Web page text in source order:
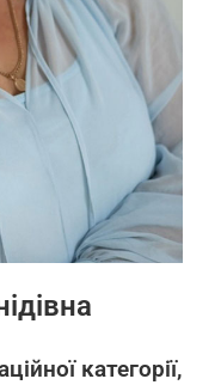
категорії,